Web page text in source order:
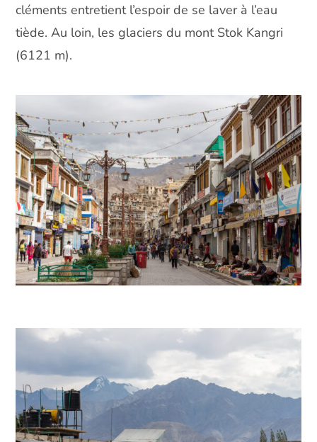
cléments entretient l’espoir de se laver à l’eau
tiède. Au loin, les glaciers du mont Stok Kangri
(6121 m).